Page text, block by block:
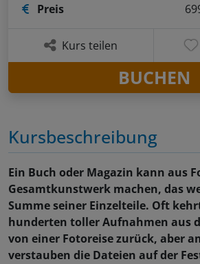
Kursbeschreibung
Ein Buch oder Magazin kann aus
Gesamtkunstwerk machen, das
Summe seiner Einzelteile. Oft
hunderten toller Aufnahmen aus
von einer Fotoreise zurück, aber
verstauben die Dateien auf der
Preis
Kurs teilen
BUCHEN